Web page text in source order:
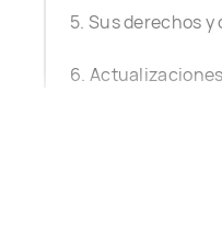
5. Sus derechos y
6.